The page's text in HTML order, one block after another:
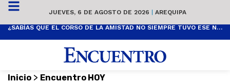
JUEVES, 6 DE AGOSTO DE 2026 | AREQUIPA
¿SABÍAS QUE EL CORSO DE LA AMISTAD NO SIEMPRE TUVO ESE NOMBRE? ESTA ES SU HISTORIA
Inicio > Encuentro HOY